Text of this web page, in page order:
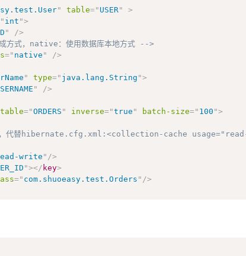
Set Orders
;
)
+ id + ", userName=" + userName
" table=" USER"
>
" int ">
"
/>
方式，native：使用数据库本地方式 -->
=" native "
/>
" type=" java.lang.String ">
"
/>
table="ORDERS " inverse="true " batch-size=" 100 ">
write " />
"></ key>
=" com.shuoeasy.test.Orders " />